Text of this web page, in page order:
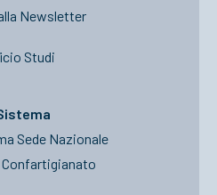
Newsletter
Studi
Sede Nazionale